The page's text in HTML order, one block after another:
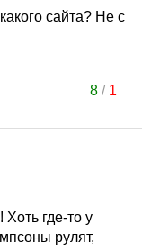
сайта? Не с
8/ 1
где-то у
рулят,